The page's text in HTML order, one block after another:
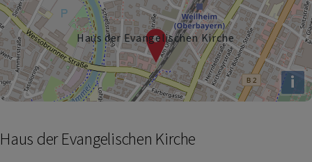
Haus der Evangelischen Kirche
i
Haus der Evangelischen Kirche